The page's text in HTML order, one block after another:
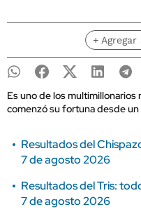
+
Es uno de los
comenzó su fortuna desde
Resultados del
7 de agosto 2026
Resultados del Tris:
7 de agosto 2026